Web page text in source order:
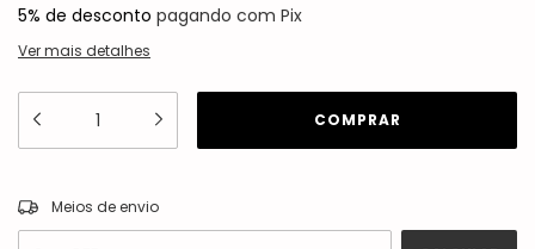
5% de desconto pagando com Pix
Ver mais detalhes
Entregas para o CEP:
Meios de envio